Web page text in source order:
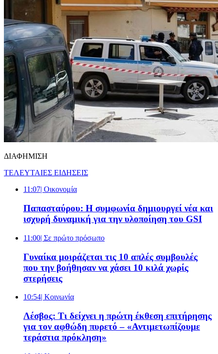
ΔΙΑΦΗΜΙΣΗ
ΤΕΛΕΥΤΑΙΕΣ ΕΙΔΗΣΕΙΣ
11:07| Oικονομία
Παπασταύρου: Η συμφωνία δημιουργεί νέα και
ισχυρή δυναμική για την υλοποίηση του GSI
11:00| Σε πρώτο πρόσωπο
Γυναίκα μοιράζεται τις 10 απλές συμβουλές
που την βοήθησαν να χάσει 10 κιλά χωρίς
στερήσεις
10:54| Κοινωνία
Λέσβος: Τι δείχνει η πρώτη έκθεση επιτήρησης
για τον αφθώδη πυρετό – «Αντιμετωπίζουμε
τεράστια πρόκληση»